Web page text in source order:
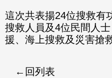
這次共表揚24位搜救有
搜救人員及4位民間人
援、海上搜救及災害搶
回列表